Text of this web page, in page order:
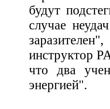
будут
случае
инструктор
что два
энергией".